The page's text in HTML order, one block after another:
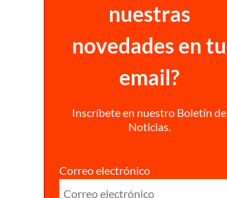
nuestras
novedades en tu
email?
Inscríbete en nuestro Boletín de
Noticias.
Correo electrónico